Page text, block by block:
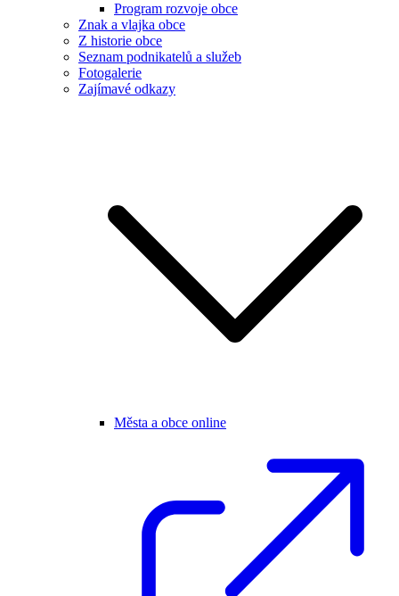
Program rozvoje obce
Znak a vlajka obce
Z historie obce
Seznam podnikatelů a služeb
Fotogalerie
Zajímavé odkazy
Města a obce online